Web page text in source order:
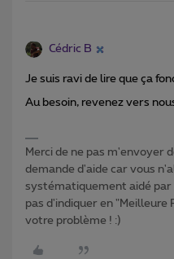
Cédric B
Je suis ravi de lire que ça
Au besoin, revenez vers
Merci de ne pas m'envoyer
demande d'aide car vous
systématiquement aidé par
pas d'indiquer en "Meilleure
votre problème ! :)